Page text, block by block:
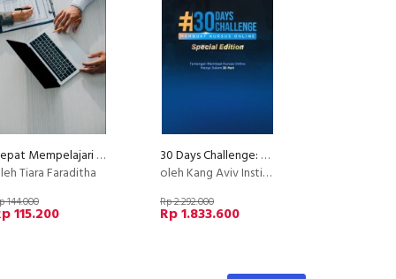
Cepat Mempelajari Asuransi Sebelum Membeli
Tiara Faraditha
144.000
115.200
30 Days Challenge: Membuat Kursus Online
oleh Kang Aviv Institute
Rp 2.292.000
Rp 1.833.600